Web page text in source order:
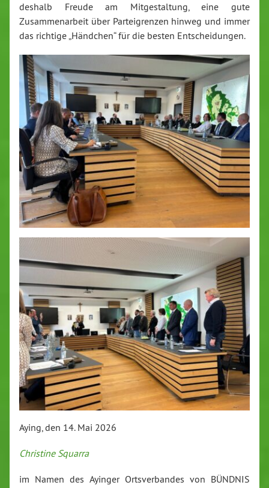
deshalb Freude am Mitgestaltung, eine gute
Zusammenarbeit über Parteigrenzen hinweg und immer
das richtige „Händchen“ für die besten Entscheidungen.
Aying, den 14. Mai 2026
Christine Squarra
im Namen des Ayinger Ortsverbandes von BÜNDNIS